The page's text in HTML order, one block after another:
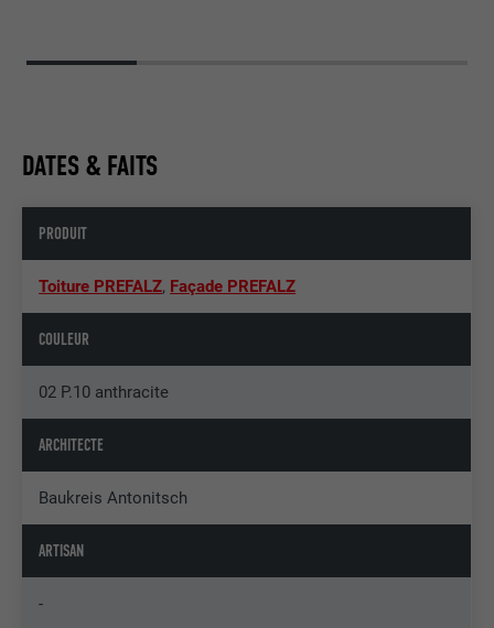
DATES & FAITS
PRODUIT
Toiture PREFALZ, Façade PREFALZ
COULEUR
02 P.10 anthracite
ARCHITECTE
Baukreis Antonitsch
ARTISAN
-